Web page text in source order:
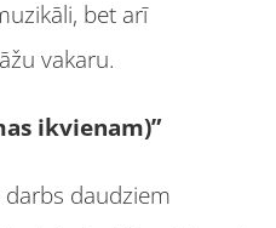
bet arī
vakaru.
ikvienam)”
daudziem